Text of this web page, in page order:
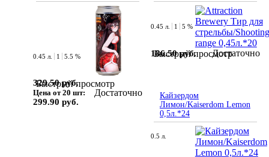
Быстрый просмотр
0.45 л. 1 5.5 %
329.50 руб.
Цена от 20 шт:
299.90 руб.
Достаточно
Быстрый просмотр
0.45 л. 1 5 %
186.50 руб. Достаточно
Кайзердом
Лимон/Kaiserdom Lemon
0,5л.*24
0.5 л.